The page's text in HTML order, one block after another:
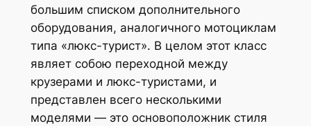
большим списком дополнительного
оборудования, аналогичного мотоциклам
типа «люкс-турист». В целом этот класс
являет собою переходной между
крузерами и люкс-туристами, и
представлен всего несколькими
моделями — это основоположник стиля